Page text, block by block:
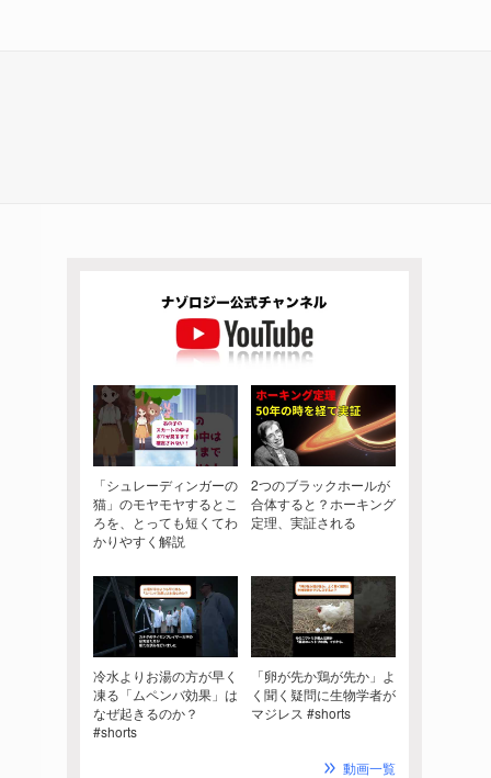
「シュレーディンガーの
猫」のモヤモヤするとこ
ろを、とっても短くてわ
かりやすく解説
2つのブラックホールが
合体すると？ホーキング
定理、実証される
冷水よりお湯の方が早く
凍る「ムペンバ効果」は
なぜ起きるのか？
#shorts
「卵が先か鶏が先か」よ
く聞く疑問に生物学者が
マジレス #shorts
動画一覧